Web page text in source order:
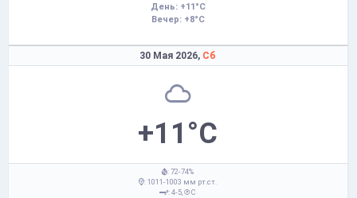
День: +11°C
Вечер: +8°C
30 Мая 2026, Сб
+11°C
: 72-74%
: 1011-1003 мм рт.ст.
: 4-5,
С